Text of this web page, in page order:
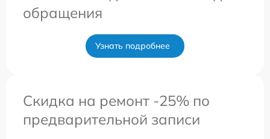
обращения
Узнать подробнее
Скидка на ремонт -25% по
предварительной записи